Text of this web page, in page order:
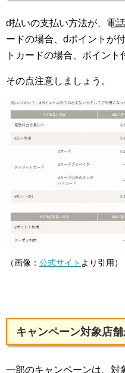
d払いの支払い方法が、電
ードの場合、dポイントが
トカードの場合、ポイント
その点注意しましょう。
（画像： 公式サイト より引用）
キャンペーン対象店
一部のキャンペーンは、対